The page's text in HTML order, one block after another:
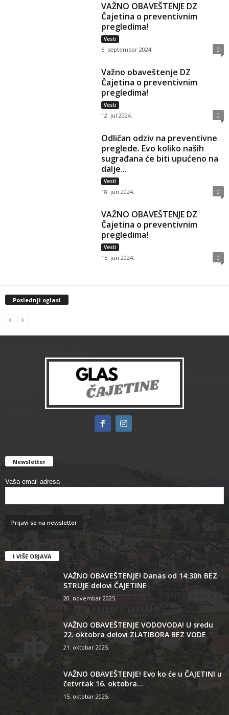
VAŽNO OBAVEŠTENJE DZ
Čajetina o preventivnim
pregledima!
Vesti
6. septembar 2024. 0
Važno obaveštenje DZ
Čajetina o preventivnim
pregledima!
Vesti
12. jul 2024. 0
Odličan odziv na preventivne
preglede. Evo koliko naših
sugrađana će biti upućeno na
dalje...
Vesti
18. jun 2024. 0
VAŽNO OBAVEŠTENJE DZ
Čajetina o preventivnim
pregledima!
Vesti
15. jun 2024. 0
Poslednji oglasi
Newsletter
Vaša email adresa
I VIŠE OBJAVA
VAŽNO OBAVEŠTENJE! Danas od 14:30h BEZ
STRUJE delovi ČAJETINE
20. novembar 2025.
VAŽNO OBAVEŠTENJE VODOVODA! U sredu
22. oktobra delovi ZLATIBORA BEZ VODE
21. oktobar 2025.
VAŽNO OBAVEŠTENJE! Evo ko će u ČAJETINI u
četvrtak 16. oktobra...
15. oktobar 2025.